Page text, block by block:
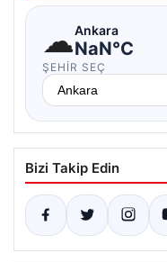
☁Ankara
NaN°C
ŞEHIR SEÇ
Bizi Takip Edin